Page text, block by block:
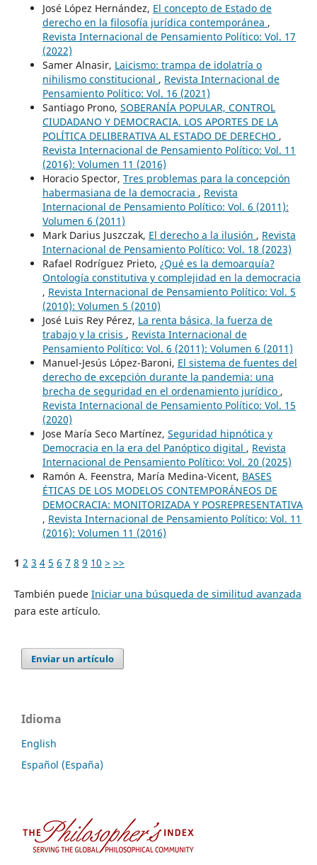
José López Hernández, El concepto de Estado de
derecho en la filosofía jurídica contemporánea ,
Revista Internacional de Pensamiento Político: Vol. 17
(2022)
Samer Alnasir, Laicismo: trampa de idolatría o
nihilismo constitucional , Revista Internacional de
Pensamiento Político: Vol. 16 (2021)
Santiago Prono, SOBERANÍA POPULAR, CONTROL
CIUDADANO Y DEMOCRACIA. LOS APORTES DE LA
POLÍTICA DELIBERATIVA AL ESTADO DE DERECHO ,
Revista Internacional de Pensamiento Político: Vol. 11
(2016): Volumen 11 (2016)
Horacio Spector, Tres problemas para la concepción
habermasiana de la democracia , Revista
Internacional de Pensamiento Político: Vol. 6 (2011):
Volumen 6 (2011)
Mark Darius Juszczak, El derecho a la ilusión , Revista
Internacional de Pensamiento Político: Vol. 18 (2023)
Rafael Rodríguez Prieto, ¿Qué es la demoarquía?
Ontología constitutiva y complejidad en la democracia
, Revista Internacional de Pensamiento Político: Vol. 5
(2010): Volumen 5 (2010)
José Luis Rey Pérez, La renta básica, la fuerza de
trabajo y la crisis , Revista Internacional de
Pensamiento Político: Vol. 6 (2011): Volumen 6 (2011)
Manuel-Jesús López-Baroni, El sistema de fuentes del
derecho de excepción durante la pandemia: una
brecha de seguridad en el ordenamiento jurídico ,
Revista Internacional de Pensamiento Político: Vol. 15
(2020)
Jose María Seco Martínez, Seguridad hipnótica y
Democracia en la era del Panóptico digital , Revista
Internacional de Pensamiento Político: Vol. 20 (2025)
Ramón A. Feenstra, María Medina-Vicent, BASES
ÉTICAS DE LOS MODELOS CONTEMPORÁNEOS DE
DEMOCRACIA: MONITORIZADA Y POSREPRESENTATIVA
, Revista Internacional de Pensamiento Político: Vol. 11
(2016): Volumen 11 (2016)
1 2 3 4 5 6 7 8 9 10 > >>
También puede Iniciar una búsqueda de similitud avanzada
para este artículo.
Enviar un artículo
Idioma
English
Español (España)